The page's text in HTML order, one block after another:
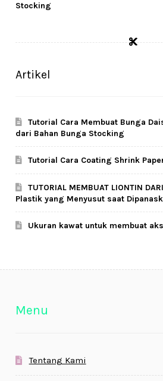
Stocking
Artikel
Tutorial Cara Membuat Bunga
dari Bahan Bunga Stocking
Tutorial Cara Coating Shrink
TUTORIAL MEMBUAT LIONTIN
Plastik yang Menyusut saat
Ukuran kawat untuk membuat
Menu
Tentang Kami